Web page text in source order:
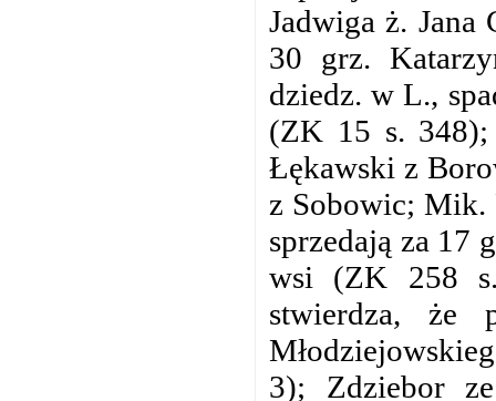
Jadwiga ż. Jana
30 grz.
dziedz. w L.,
(ZK 15 s.
Łękawski z
z Sobowic; Mik.
sprzedają za 17
wsi (ZK 258
stwierdza, że
3); Zdziebor